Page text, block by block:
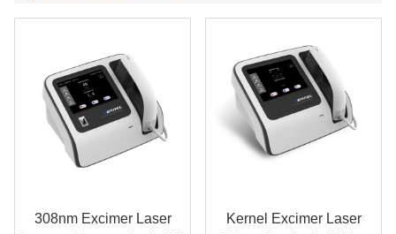
308nm Excimer Laser
Kernel Excimer Laser